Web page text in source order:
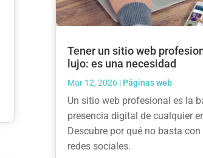
Tener un sitio web
lujo: es una necesidad
Mar 12, 2026| Páginas web
Un sitio web profesional es la
presencia digital de cualquier
Descubre por qué no basta
redes sociales.